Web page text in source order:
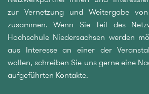
zur Vernetzung und Weitergabe
zusammen. Wenn Sie Teil des
Hochschule Niedersachsen werden
aus Interesse an einer der
wollen, schreiben Sie uns gerne eine
aufgeführten Kontakte.